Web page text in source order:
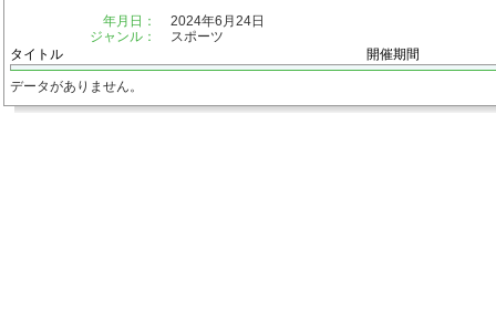
年月日：
2024年6月24日
ジャンル：
スポーツ
タイトル
開催期間
データがありません。